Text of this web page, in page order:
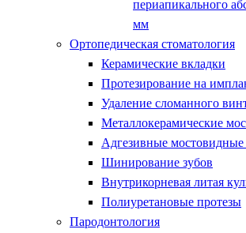
периапикального
мм
Ортопедическая стоматология
Керамические вкладки
Протезирование на
Удаление сломанного
Металлокерамические
Адгезивные мостовидные
Шинирование зубов
Внутрикорневая литая
Полиуретановые протезы
Пародонтология